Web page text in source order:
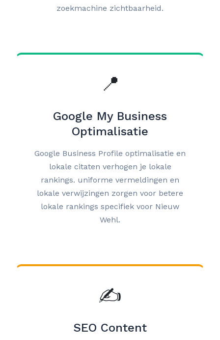
zoekmachine zichtbaarheid.
📍
Google My Business
Optimalisatie
Google Business Profile optimalisatie en
lokale citaten verhogen je lokale
rankings. uniforme vermeldingen en
lokale verwijzingen zorgen voor betere
lokale rankings specifiek voor Nieuw
Wehl.
✍️
SEO Content